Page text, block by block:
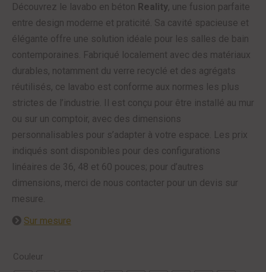
$1,800.00
à
$3,000.00
Découvrez le lavabo en béton Reality, une fusion parfaite
entre design moderne et praticité. Sa cavité spacieuse et
élégante offre une solution idéale pour les salles de bain
contemporaines. Fabriqué localement avec des matériaux
durables, notamment du verre recyclé et des agrégats
réutilisés, ce lavabo est conforme aux normes les plus
strictes de l’industrie. Il est conçu pour être installé au mur
ou sur un comptoir, avec des dimensions
personnalisables pour s’adapter à votre espace. Les prix
indiqués sont disponibles pour des configurations
linéaires de 36, 48 et 60 pouces; pour d’autres
dimensions, merci de nous contacter pour un devis sur
mesure.
Sur mesure
Couleur